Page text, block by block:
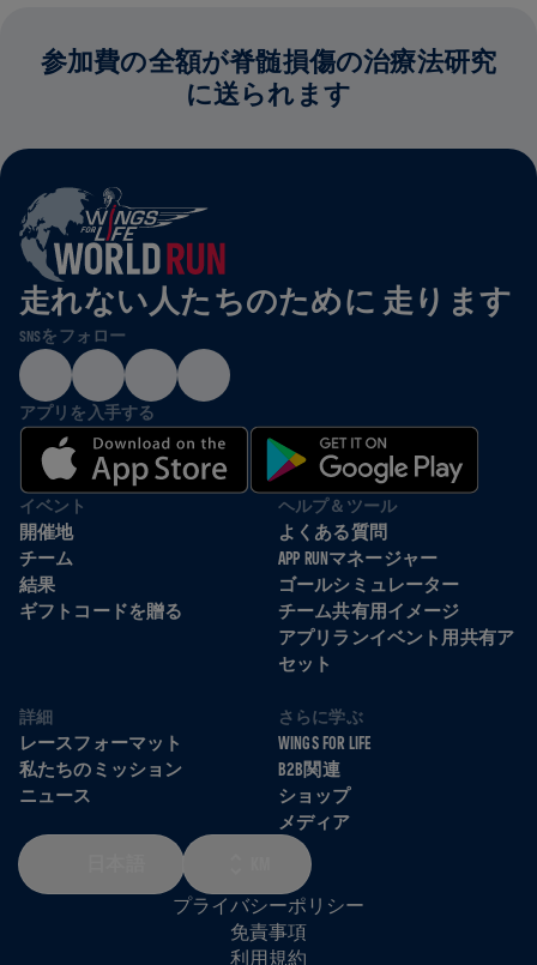
参加費の全額が脊髄損傷の治療法研究
に送られます
走れない人たちのために 走ります
SNSをフォロー
アプリを入手する
イベント
開催地
チーム
結果
ギフトコードを贈る
ヘルプ＆ツール
よくある質問
APP RUNマネージャー
ゴールシミュレーター
チーム共有用イメージ
アプリランイベント用共有ア
セット
詳細
レースフォーマット
私たちのミッション
ニュース
さらに学ぶ
WINGS FOR LIFE
B2B関連
ショップ
メディア
プライバシーポリシー
免責事項
利用規約